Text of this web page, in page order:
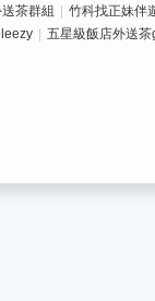
茶群組
竹科找正妹伴
五星級飯店外送